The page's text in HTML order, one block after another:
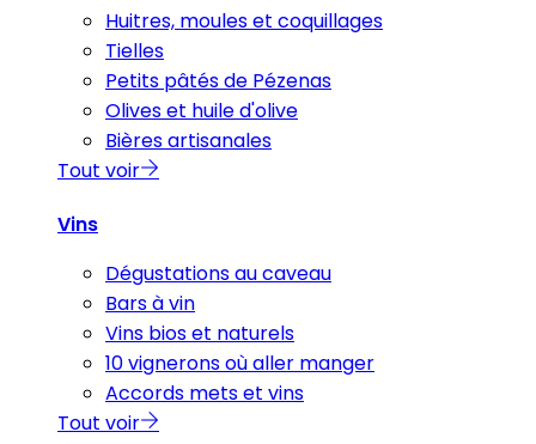
Huitres, moules et coquillages
Tielles
Petits pâtés de Pézenas
Olives et huile d'olive
Bières artisanales
Tout voir
Vins
Dégustations au caveau
Bars à vin
Vins bios et naturels
10 vignerons où aller manger
Accords mets et vins
Tout voir